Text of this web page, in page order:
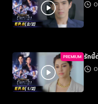
PREMIUM รักนี้